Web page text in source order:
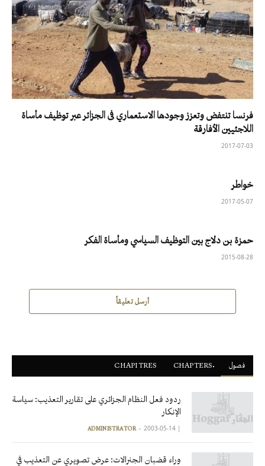
فرنسا تنتفض وتعزز وجودها الاستعماري فى الجزائر عبر توظيف مأساة
اللاجئيين الأفارقة
2017-07-03
خواطر
2017-05-07
حمزة بن دلاج بين التوظيف السياسي ومأساة الفكر
2015-08-28
أرسل تعليقاً
فصول CHAPITRES
ردود فعل النظام الجزائري على تقارير التعذيب: سياسة
الإنكار
|
ADMINISTRATOR 2003-05-14
وراء قضبان الجنرالات: عرض تصويري عن التعذيب في